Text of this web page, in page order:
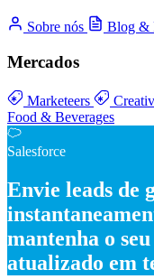
Sobre nós Blog &
Mercados
Marketeers
Food & Beverages
Salesforce
Envie leads de
mantenha o seu
atualizado em